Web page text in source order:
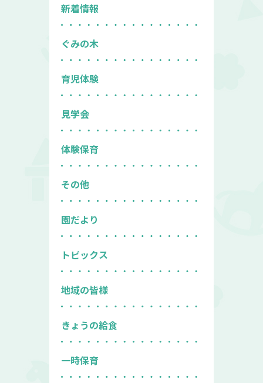
新着情報
ぐみの木
育児体験
見学会
体験保育
その他
園だより
トピックス
地域の皆様
きょうの給食
一時保育